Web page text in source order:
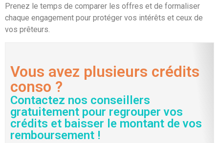
Prenez le temps de comparer les offres et de formaliser
chaque engagement pour protéger vos intérêts et ceux de
vos prêteurs.
Vous avez plusieurs crédits
conso ?
Contactez nos conseillers
gratuitement pour regrouper vos
crédits et baisser le montant de vos
remboursement !